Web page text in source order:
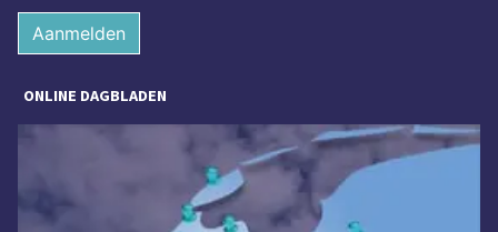
Aanmelden
ONLINE DAGBLADEN